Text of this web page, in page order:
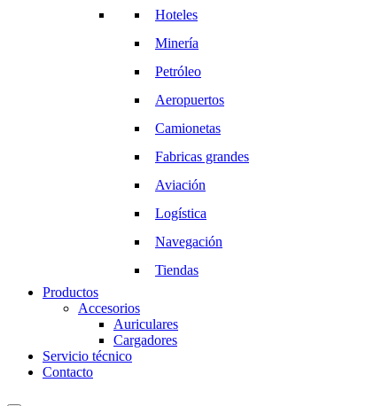
Hoteles
Minería
Petróleo
Aeropuertos
Camionetas
Fabricas grandes
Aviación
Logística
Navegación
Tiendas
Productos
Accesorios
Auriculares
Cargadores
Servicio técnico
Contacto